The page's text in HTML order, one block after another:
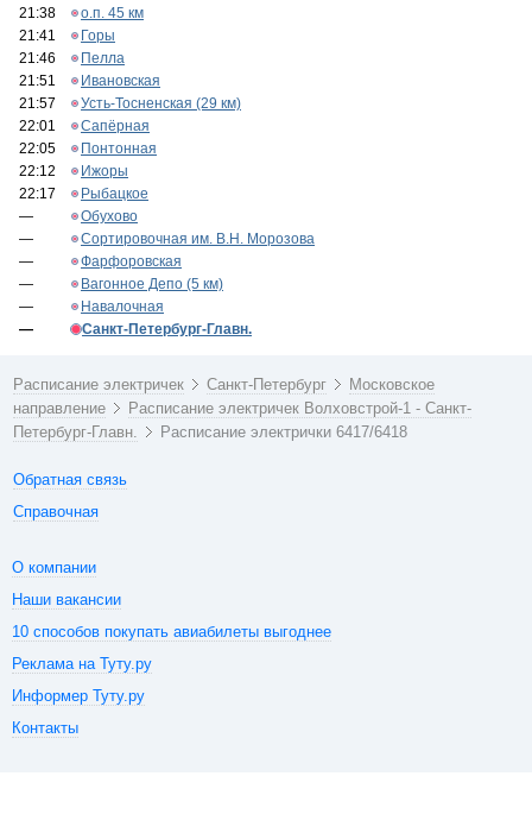
21:38
о.п. 45 км
21:41
Горы
21:46
Пелла
21:51
Ивановская
21:57
Усть-Тосненская (29 км)
22:01
Сапёрная
22:05
Понтонная
22:12
Ижоры
22:17
Рыбацкое
—
Обухово
—
Сортировочная им. В.Н. Морозова
—
Фарфоровская
—
Вагонное Депо (5 км)
—
Навалочная
—
Санкт-Петербург-Главн.
Расписание электричек Санкт-Петербург
Московское
направление
Расписание электричек Волховстрой-1 - Санкт-
Петербург-Главн.
Расписание электрички 6417/6418
Обратная связь
Справочная
О компании
Наши вакансии
10 способов покупать авиабилеты выгоднее
Реклама на Туту.ру
Информер Туту.ру
Контакты